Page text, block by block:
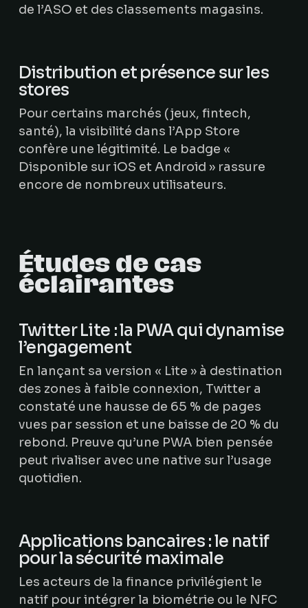
de l’ASO et des classements magasins.
Distribution et présence sur les
stores
Pour certains marchés (jeux, fintech,
santé), la visibilité dans l’App Store
confère une légitimité. Le badge «
Disponible sur iOS et Android » rassure
encore de nombreux utilisateurs.
Études de cas
éclairantes
Twitter Lite : la PWA qui dynamise
l’engagement
En lançant sa version « Lite » à destination
des zones à faible connexion, Twitter a
constaté une hausse de 65 % de pages
vues par session et une baisse de 20 % du
rebond. Preuve qu’une PWA bien pensée
peut rivaliser avec une native sur l’usage
quotidien.
Applications bancaires : le natif
pour la sécurité maximale
Les acteurs de la finance privilégient le
natif pour intégrer la biométrie ou le NFC